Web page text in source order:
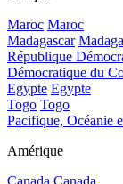
Maroc Maroc
Madagascar
République
Démocratique du
Egypte Egypte
Togo Togo
Pacifique, Océanie
Amérique
Canada Canada